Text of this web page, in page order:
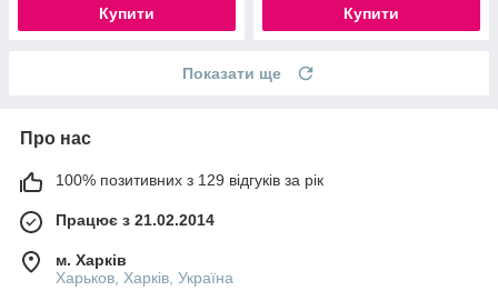
Купити Купити
Показати ще
Про нас
100% позитивних з 129 відгуків за рік
Працює з 21.02.2014
м. Харків
Харьков, Харків, Україна